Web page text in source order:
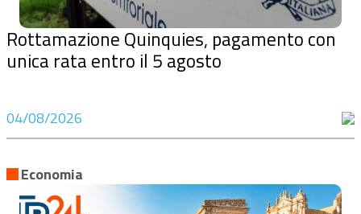
Rottamazione Quinquies, pagamento con
unica rata entro il 5 agosto
04/08/2026
Economia